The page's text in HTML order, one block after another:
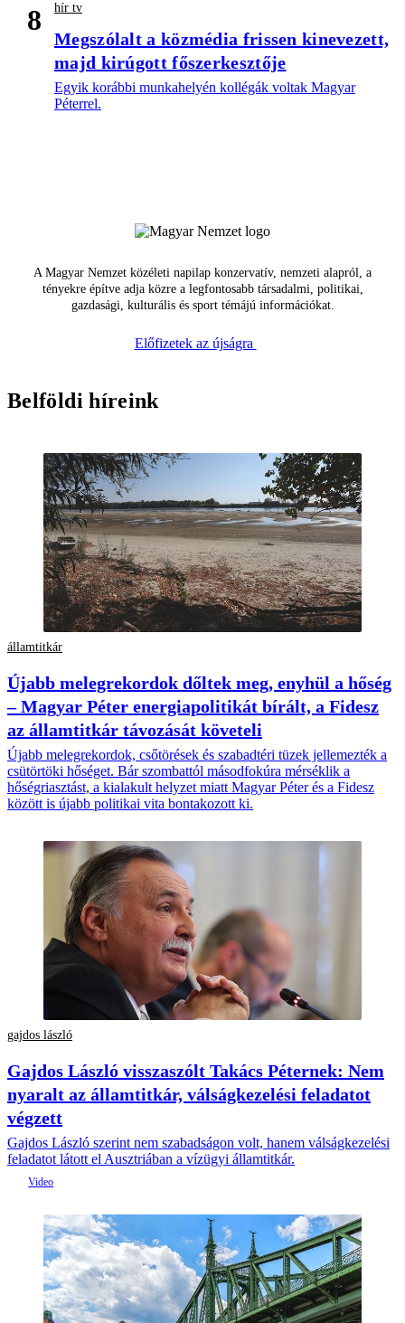
8 hír tv
Megszólalt a közmédia frissen kinevezett,
majd kirúgott főszerkesztője
Egyik korábbi munkahelyén kollégák voltak Magyar
Péterrel.
A Magyar Nemzet közéleti napilap konzervatív, nemzeti alapról, a
tényekre építve adja közre a legfontosabb társadalmi, politikai,
gazdasági, kulturális és sport témájú információkat.
Előfizetek az újságra
Belföldi híreink
államtitkár
Újabb melegrekordok dőltek meg, enyhül a hőség
– Magyar Péter energiapolitikát bírált, a Fidesz
az államtitkár távozását követeli
Újabb melegrekordok, csőtörések és szabadtéri tüzek jellemezték a
csütörtöki hőséget. Bár szombattól másodfokúra mérséklik a
hőségriasztást, a kialakult helyzet miatt Magyar Péter és a Fidesz
között is újabb politikai vita bontakozott ki.
gajdos lászló
Gajdos László visszaszólt Takács Péternek: Nem
nyaralt az államtitkár, válságkezelési feladatot
végzett
Gajdos László szerint nem szabadságon volt, hanem válságkezelési
feladatot látott el Ausztriában a vízügyi államtitkár.